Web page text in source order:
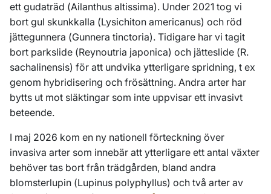
ett gudaträd (Ailanthus altissima). Under 2021 tog vi
bort gul skunkkalla (Lysichiton americanus) och röd
jättegunnera (Gunnera tinctoria). Tidigare har vi tagit
bort parkslide (Reynoutria japonica) och jätteslide (R.
sachalinensis) för att undvika ytterligare spridning, t ex
genom hybridisering och frösättning. Andra arter har
bytts ut mot släktingar som inte uppvisar ett invasivt
beteende.
I maj 2026 kom en ny nationell förteckning över
invasiva arter som innebär att ytterligare ett antal växter
behöver tas bort från trädgården, bland andra
blomsterlupin (Lupinus polyphyllus) och två arter av